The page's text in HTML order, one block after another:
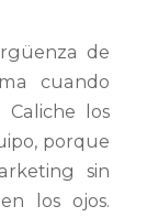
de
cuando
los
porque
sin
los ojos.